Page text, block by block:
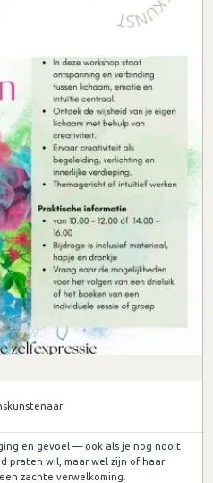
en gevoel — ook als je nog nooit
praten wil, maar wel zijn of haar
zachte verwelkoming.